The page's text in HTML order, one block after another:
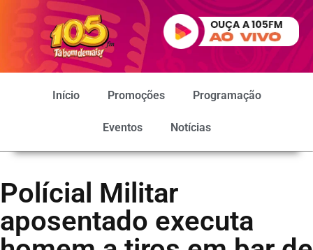
Início Promoções Programação
Eventos Notícias
Polícial Militar
aposentado executa